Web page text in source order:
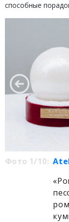
способные
Фото 1/10: